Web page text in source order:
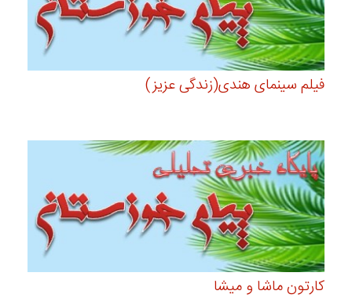
فیلم سینمای هندی(زندگی عزیز)
کارتون ماشا و میشا